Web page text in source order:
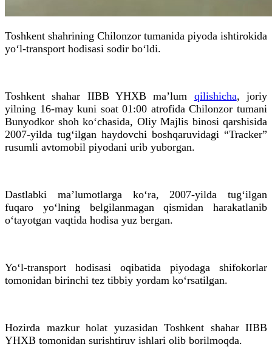
Toshkent shahrining Chilonzor tumanida piyoda ishtirokida
yo‘l-transport hodisasi sodir bo‘ldi.
Toshkent shahar IIBB YHXB ma’lum qilishicha, joriy
yilning 16-may kuni soat 01:00 atrofida Chilonzor tumani
Bunyodkor shoh ko‘chasida, Oliy Majlis binosi qarshisida
2007-yilda tug‘ilgan haydovchi boshqaruvidagi “Tracker”
rusumli avtomobil piyodani urib yuborgan.
Dastlabki ma’lumotlarga ko‘ra, 2007-yilda tug‘ilgan
fuqaro yo‘lning belgilanmagan qismidan harakatlanib
o‘tayotgan vaqtida hodisa yuz bergan.
Yo‘l-transport hodisasi oqibatida piyodaga shifokorlar
tomonidan birinchi tez tibbiy yordam ko‘rsatilgan.
Hozirda mazkur holat yuzasidan Toshkent shahar IIBB
YHXB tomonidan surishtiruv ishlari olib borilmoqda.